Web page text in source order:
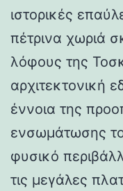
ιστορικές
πέτρινα χωριά
λόφους της
αρχιτεκτονική
έννοια της
ενσωμάτωσης
φυσικό
τις μεγάλες